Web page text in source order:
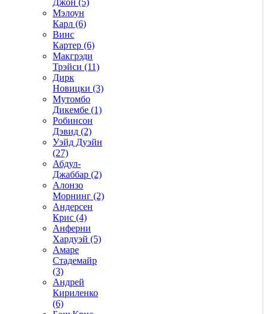
Мэлоун
Карл (6)
Винс
Картер (6)
Макгрэди
Трэйси (11)
Дирк
Новицки (3)
Мутомбо
Дикембе (1)
Робинсон
Дэвид (2)
Уэйд Дуэйн
(27)
Абдул-
Джаббар (2)
Алонзо
Морнинг (2)
Андерсен
Крис (4)
Анферни
Xардуэй (5)
Амаре
Стадемайр
(3)
Андрей
Кириленко
(6)